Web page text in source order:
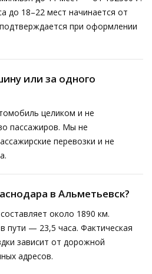
до 18–22 мест начинается от
при оформлении
или за одного
целиком и не
пассажиров. Мы не
перевозки и не
в Альметьевск?
около 1890 км.
пути — 23,5 часа. Фактическая
зависит от дорожной
адресов.